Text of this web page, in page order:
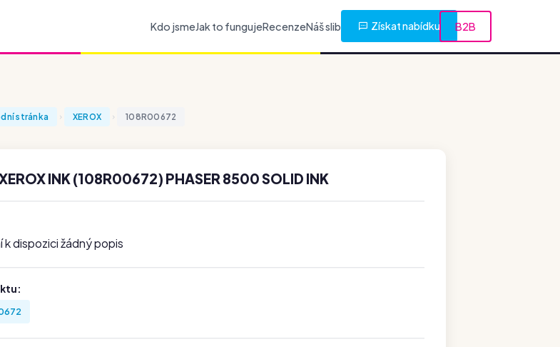
Kdo jsmeJak to fungujeRecenzeNáš slib Získat nabídku B2B
stránka XEROX 108R00672
INK (108R00672) PHASER 8500 SOLID INK
k dispozici žádný popis